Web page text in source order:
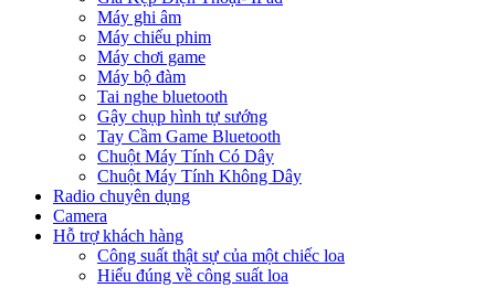
Máy ghi âm
Máy chiếu phim
Máy chơi game
Máy bộ đàm
Tai nghe bluetooth
Gậy chụp hình tự sướng
Tay Cầm Game Bluetooth
Chuột Máy Tính Có Dây
Chuột Máy Tính Không Dây
Radio chuyên dụng
Camera
Hỗ trợ khách hàng
Công suất thật sự của một chiếc loa
Hiểu đúng về công suất loa